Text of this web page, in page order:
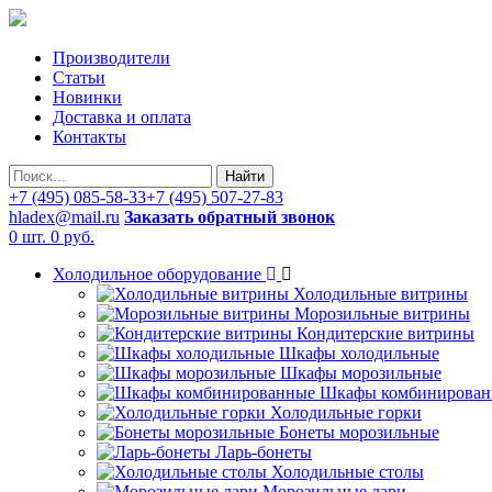
Производители
Статьи
Новинки
Доставка и оплата
Контакты
Найти
+7 (495) 085-58-33+7 (495) 507-27-83
hladex@mail.ru Заказать обратный звонок
0 шт. 0 руб.
Холодильное оборудование
Холодильные витрины
Морозильные витрины
Кондитерские витрины
Шкафы холодильные
Шкафы морозильные
Шкафы
Холодильные горки
Бонеты морозильные
Ларь-бонеты
Холодильные столы